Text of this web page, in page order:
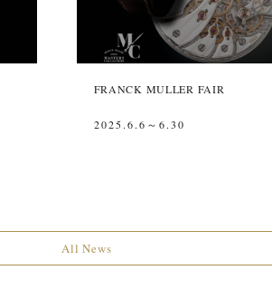
FRANCK MULLER FAIR
2025.6.6～6.30
All News